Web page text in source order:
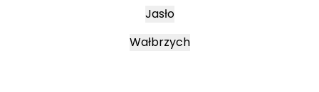
Jasło
Wałbrzych